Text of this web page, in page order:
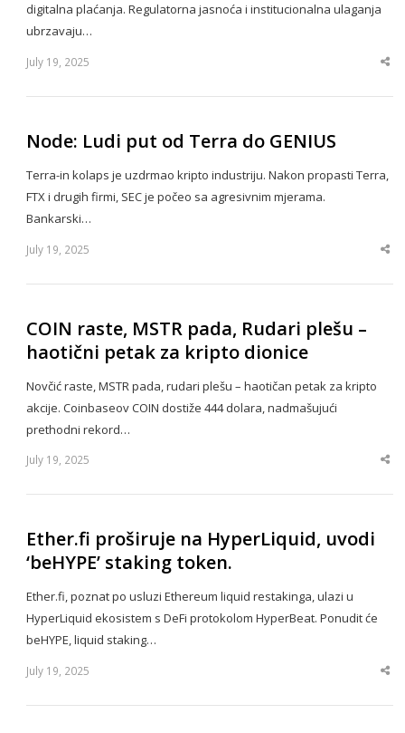
digitalna plaćanja. Regulatorna jasnoća i institucionalna ulaganja
ubrzavaju…
July 19, 2025
Node: Ludi put od Terra do GENIUS
Terra-in kolaps je uzdrmao kripto industriju. Nakon propasti Terra,
FTX i drugih firmi, SEC je počeo sa agresivnim mjerama.
Bankarski…
July 19, 2025
COIN raste, MSTR pada, Rudari plešu –
haotični petak za kripto dionice
Novčić raste, MSTR pada, rudari plešu – haotičan petak za kripto
akcije. Coinbaseov COIN dostiže 444 dolara, nadmašujući
prethodni rekord…
July 19, 2025
Ether.fi proširuje na HyperLiquid, uvodi
‘beHYPE’ staking token.
Ether.fi, poznat po usluzi Ethereum liquid restakinga, ulazi u
HyperLiquid ekosistem s DeFi protokolom HyperBeat. Ponudit će
beHYPE, liquid staking…
July 19, 2025